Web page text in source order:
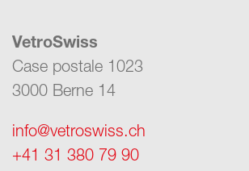
VetroSwiss
Case postale 1023
3000 Berne 14
info@vetroswiss.ch
+41 31 380 79 90